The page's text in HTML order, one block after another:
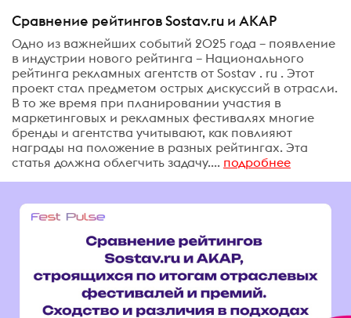
Сравнение рейтингов Sostav.ru и АКАР
Одно из важнейших событий 2025 года – появление
в индустрии нового рейтинга – Национального
рейтинга рекламных агентств от Sostav . ru . Этот
проект стал предметом острых дискуссий в отрасли.
В то же время при планировании участия в
маркетинговых и рекламных фестивалях многие
бренды и агентства учитывают, как повлияют
награды на положение в разных рейтингах. Эта
статья должна облегчить задачу.... подробнее